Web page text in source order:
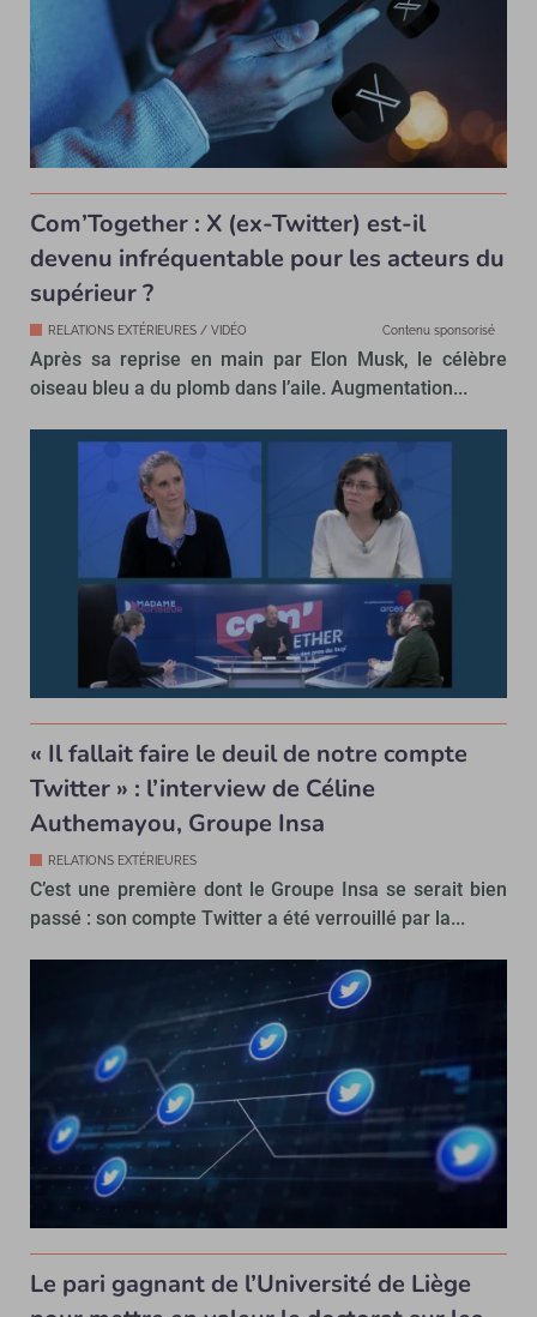
Com’Together : X (ex-Twitter) est-il
devenu infréquentable pour les acteurs du
supérieur ?
RELATIONS EXTÉRIEURES / VIDÉO Contenu sponsorisé
Après sa reprise en main par Elon Musk, le célèbre
oiseau bleu a du plomb dans l’aile. Augmentation...
« Il fallait faire le deuil de notre compte
Twitter » : l’interview de Céline
Authemayou, Groupe Insa
RELATIONS EXTÉRIEURES
C’est une première dont le Groupe Insa se serait bien
passé : son compte Twitter a été verrouillé par la...
Le pari gagnant de l’Université de Liège